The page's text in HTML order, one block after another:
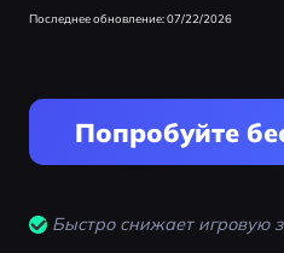
Последнее обновление: 07/22/2026
Попробуйте
Быстро снижает игровую